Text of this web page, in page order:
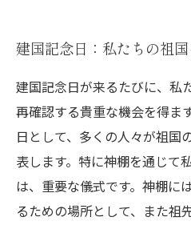
日本の未来を祈る大
建国記念日：私たちの祖
建国記念日が来るたびに、私
再確認する貴重な機会を得ま
日として、多くの人々が祖国
表します。特に神棚を通じて
は、重要な儀式です。神棚に
るための場所として、また祖